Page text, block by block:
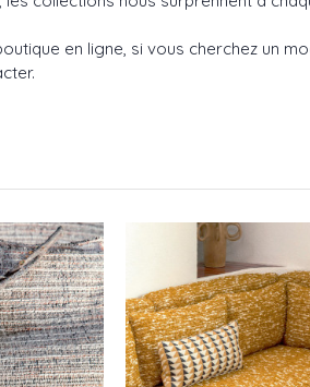
en ligne, si vous cherchez un